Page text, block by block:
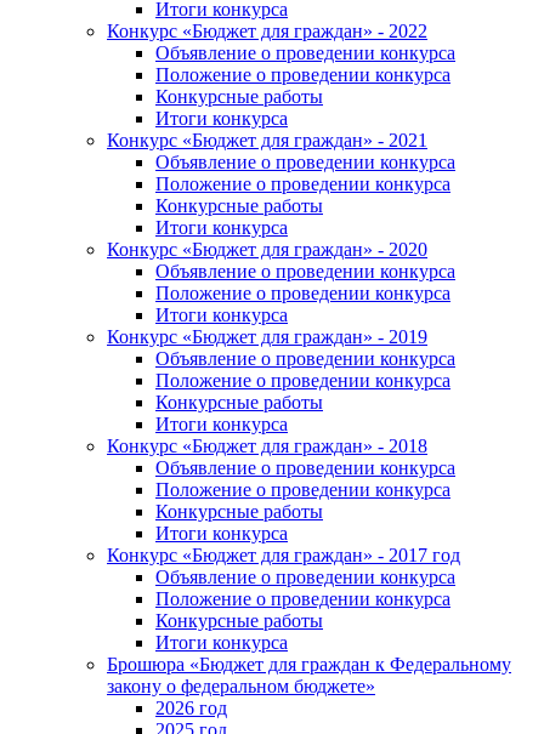
Итоги конкурса
Конкурс «Бюджет для граждан» - 2022
Объявление о проведении конкурса
Положение о проведении конкурса
Конкурсные работы
Итоги конкурса
Конкурс «Бюджет для граждан» - 2021
Объявление о проведении конкурса
Положение о проведении конкурса
Конкурсные работы
Итоги конкурса
Конкурс «Бюджет для граждан» - 2020
Объявление о проведении конкурса
Положение о проведении конкурса
Итоги конкурса
Конкурс «Бюджет для граждан» - 2019
Объявление о проведении конкурса
Положение о проведении конкурса
Конкурсные работы
Итоги конкурса
Конкурс «Бюджет для граждан» - 2018
Объявление о проведении конкурса
Положение о проведении конкурса
Конкурсные работы
Итоги конкурса
Конкурс «Бюджет для граждан» - 2017 год
Объявление о проведении конкурса
Положение о проведении конкурса
Конкурсные работы
Итоги конкурса
Брошюра «Бюджет для граждан к Федеральному
закону о федеральном бюджете»
2026 год
2025 год